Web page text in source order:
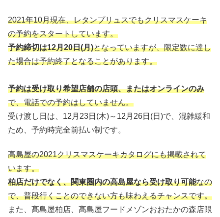
2021年10月現在、レタンプリュスでもクリスマスケーキ
の予約をスタートしています。
予約締切は12月20日(月)となっていますが、限定数に達し
た場合は予約終了となることがあります。
予約は受け取り希望店舗の店頭、またはオンラインのみ
で、電話での予約はしていません。
受け渡し日は、12月23日(木)～12月26日(日)で、混雑緩和
ため、予約時完全前払い制です。
高島屋の2021クリスマスケーキカタログにも掲載されて
います。
柏店だけでなく、関東圏内の高島屋なら受け取り可能なの
で、普段行くことのできない方も味わえるチャンスです。
また、髙島屋柏店、髙島屋フードメゾンおおたかの森店限